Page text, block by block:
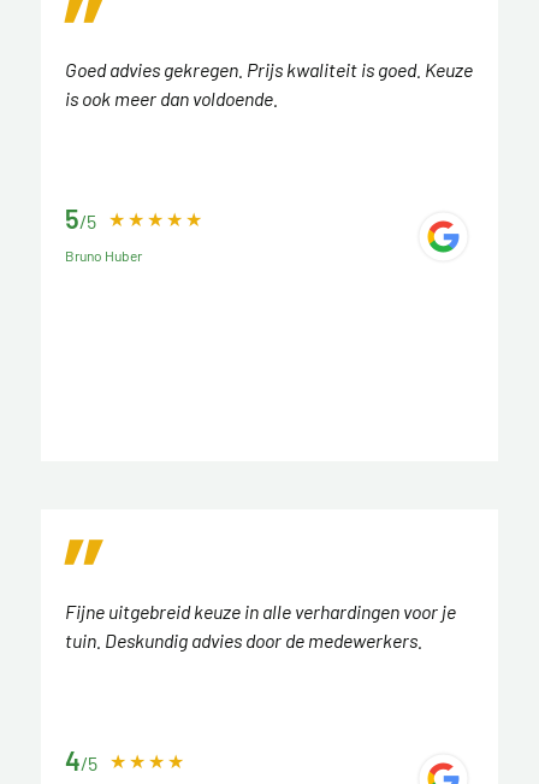
Goed advies gekregen. Prijs kwaliteit is goed. Keuze
is ook meer dan voldoende.
5/5
Bruno Huber
Fijne uitgebreid keuze in alle verhardingen voor je
tuin. Deskundig advies door de medewerkers.
4/5